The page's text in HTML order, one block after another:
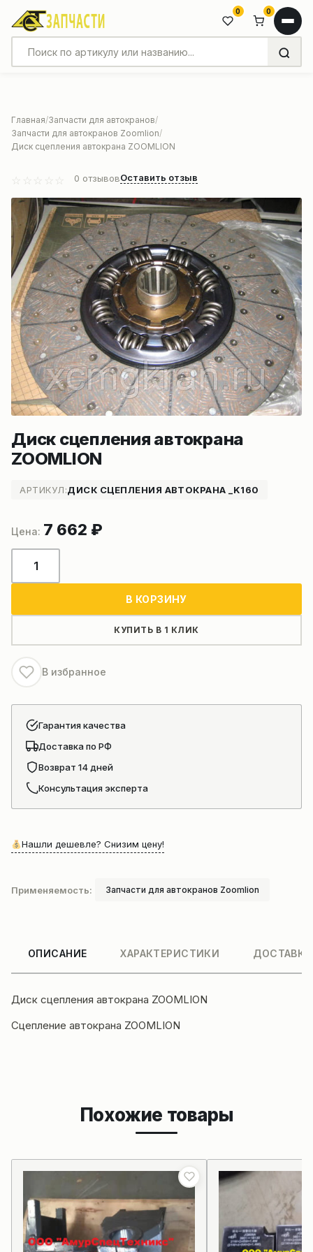
0 0
Главная Запчасти для автокранов
Запчасти для автокранов Zoomlion
Диск сцепления автокрана ZOOMLION
0 отзывовОставить отзыв
Диск сцепления автокрана
ZOOMLION
АРТИКУЛ:ДИСК СЦЕПЛЕНИЯ АВТОКРАНА _K160
7 662 ₽
товара
ZOOMLION
В КОРЗИНУ
КУПИТЬ В 1 КЛИК
В избранное
Гарантия качества
Доставка по РФ
Возврат 14 дней
Консультация эксперта
Нашли дешевле? Снизим цену!
Применяемость: Запчасти для автокранов Zoomlion
ОПИСАНИЕ ХАРАКТЕРИСТИКИ
Диск сцепления автокрана ZOOMLION
Сцепление автокрана ZOOMLION
Похожие товары